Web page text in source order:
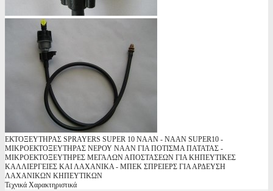
ΕΚΤΟΞΕΥΤΗΡΑΣ SPRAYERS SUPER 10 NAAN - NAAN SUPER10 -
ΜΙΚΡΟΕΚΤΟΞΕΥΤΗΡΑΣ ΝΕΡΟΥ NAAN ΓΙΑ ΠΟΤΙΣΜΑ ΠΑΤΑΤΑΣ -
ΜΙΚΡΟΕΚΤΟΞΕΥΤΗΡΕΣ ΜΕΓΑΛΩΝ ΑΠΟΣΤΑΣΕΩΝ ΓΙΑ ΚΗΠΕΥΤΙΚΕΣ
ΚΑΛΛΙΕΡΓΕΙΕΣ ΚΑΙ ΛΑΧΑΝΙΚΑ - ΜΠΕΚ ΣΠΡΕΙΕΡΣ ΓΙΑ ΑΡΔΕΥΣΗ
ΛΑΧΑΝΙΚΩΝ ΚΗΠΕΥΤΙΚΩΝ
Τεχνικά Χαρακτηριστικά